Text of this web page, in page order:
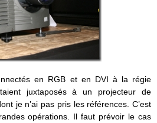
en RGB et en DVI à la régie
juxtaposés à un projecteur de
je n’ai pas pris les références. C’est
opérations. Il faut prévoir le cas